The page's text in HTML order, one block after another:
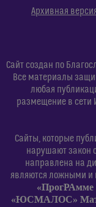
Архивная
Сайт создан по
Все материалы
любая
размещение в сети
Сайты, которые
нарушают закон
направлена на
являются ложными и
«ПрогРАмме
«ЮСМАЛОС»